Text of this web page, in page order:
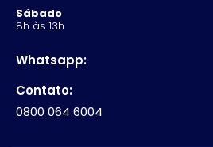
Sábado
8h às 13h
Whatsapp:
Contato:
0800 064 6004